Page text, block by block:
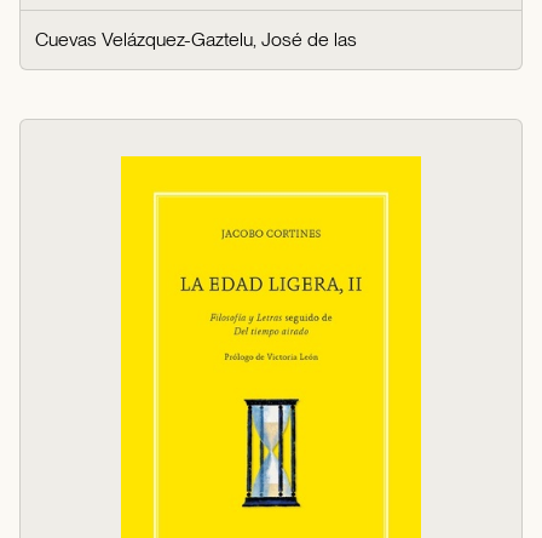
Cuevas Velázquez-Gaztelu, José de las